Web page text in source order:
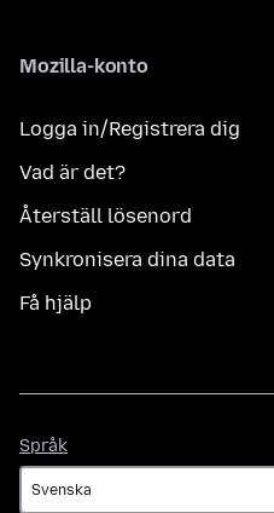
Mozilla-konto
Logga in/Registrera dig
Vad är det?
Återställ lösenord
Synkronisera dina data
Få hjälp
Språk